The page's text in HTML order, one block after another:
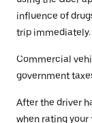
influence of
trip immediately.
Commercial
government
After the driver
when rating your